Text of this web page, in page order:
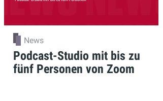
News
Podcast-Studio mit bis zu
fünf Personen von Zoom